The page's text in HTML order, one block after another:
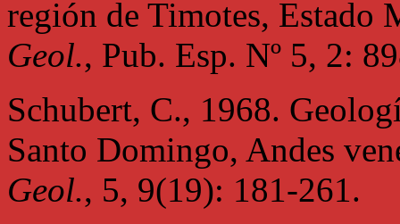
región de Timotes,
Geol., Pub. Esp. Nº 5, 2:
Schubert, C., 1968.
Santo Domingo, Andes
Geol., 5, 9(19): 181-261.